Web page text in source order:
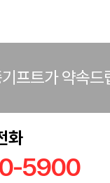
프트가 약속드
화
5900